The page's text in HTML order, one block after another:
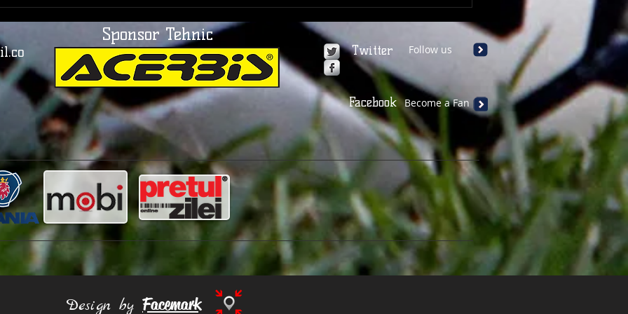
Italia, între orgoliu și
realitate
la adevărul dur rostit de
Ovidiu Ioanițoaia
Twitter Follow us
Facebook Become a Fan
Sponsor Tehnic
Design by Facemark